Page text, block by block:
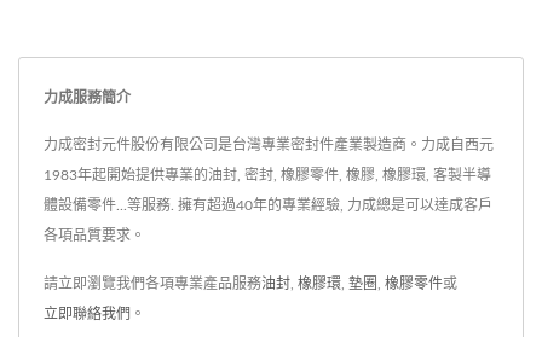
力成服務簡介
力成密封元件股份有限公司是台灣專業密封件產業製造商。力成自西元
1983年起開始提供專業的油封, 密封, 橡膠零件, 橡膠, 橡膠環, 客製半導
體設備零件...等服務. 擁有超過40年的專業經驗, 力成總是可以達成客戶
各項品質要求。
請立即瀏覽我們各項專業產品服務油封 橡膠環 墊圈 橡膠零件或
立即聯絡我們 。